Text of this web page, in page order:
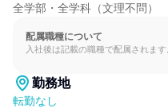
全学部・全学科（文理不問）
配属職種について
入社後は記載の職種で配属されます
勤務地
転勤なし